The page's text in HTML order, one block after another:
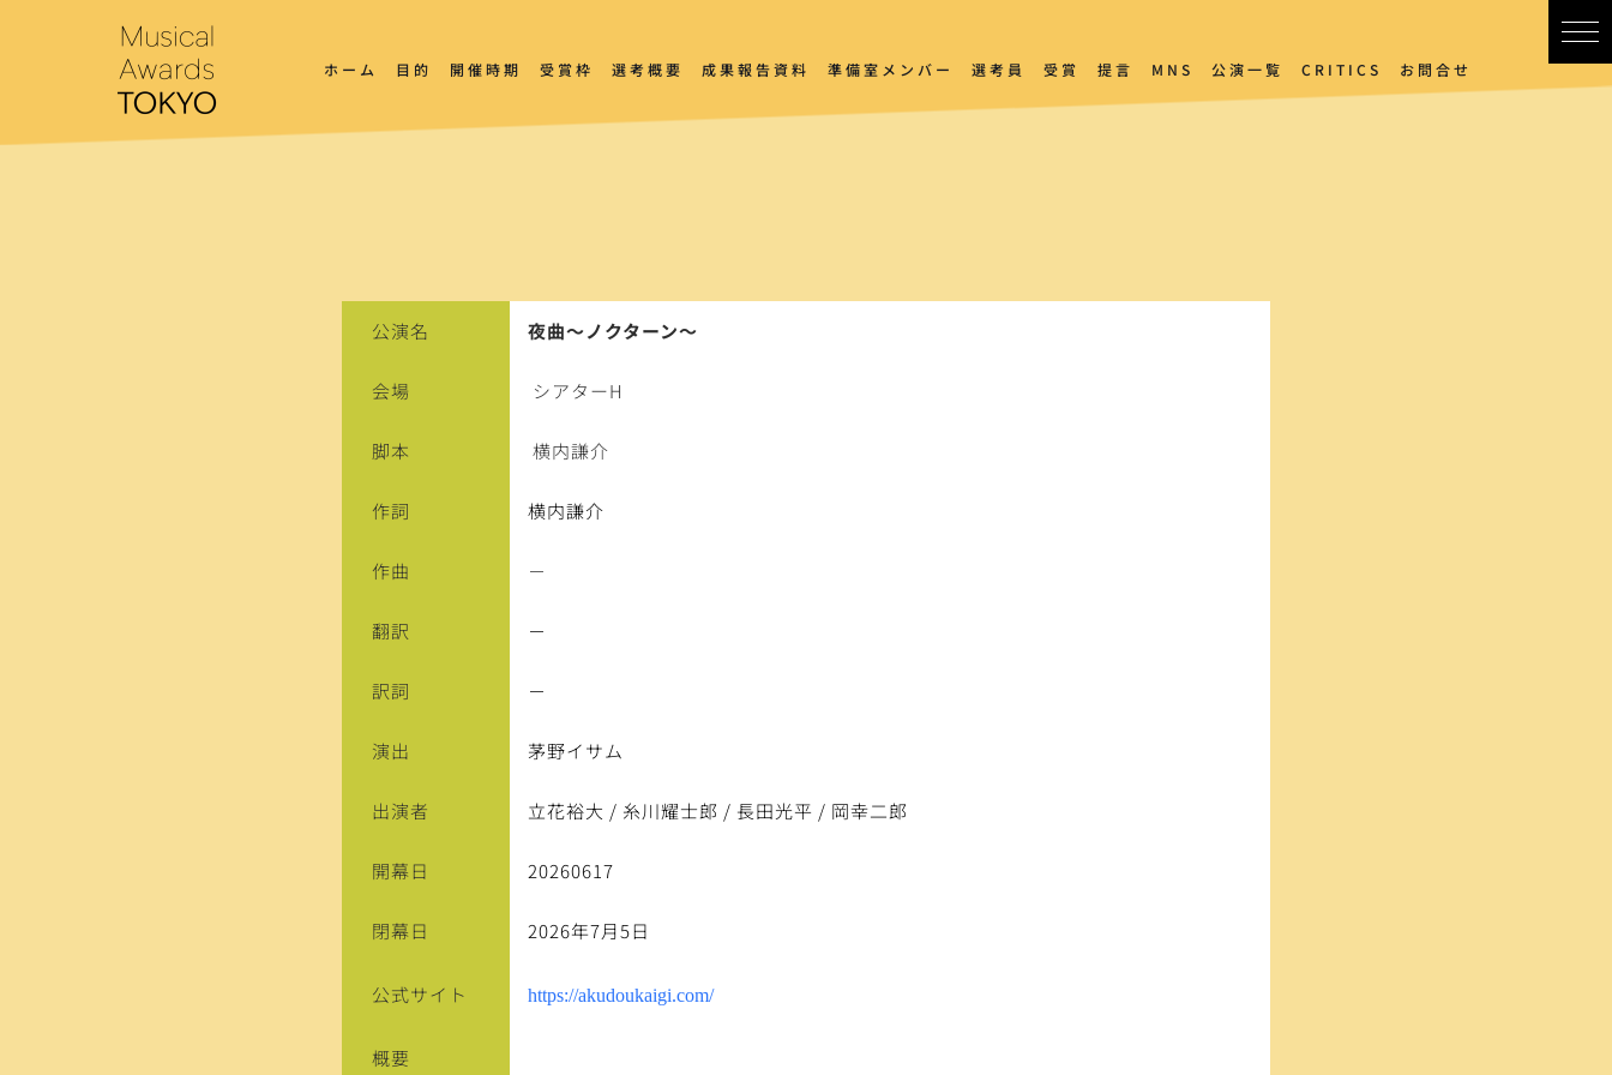
ホーム 目的 開催時期 受賞枠 選考概要 成果報告資料 準備室メンバー 選考員 受賞 提言 MNS 公演一覧 CRITICS お問合せ
公演名 夜曲～ノクターン～
会場 シアターH
脚本 横内謙介
作詞 横内謙介
作曲 －
翻訳 －
訳詞 －
演出 茅野イサム
出演者 立花裕大 / 糸川耀士郎 / 長田光平 / 岡幸二郎
開幕日 20260617
閉幕日 2026年7月5日
公式サイト https://akudoukaigi.com/
概要